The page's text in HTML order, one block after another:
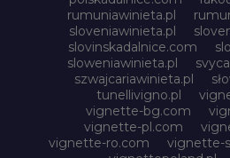
rumuniawinieta.pl
sloveniawinieta.pl
slovinskadalnice.com
sloweniawinieta.pl
szwajcariawinieta.pl
tunellivigno.pl
vignette-bg.com
vignette-pl.com
vignette-ro.com
vignette-